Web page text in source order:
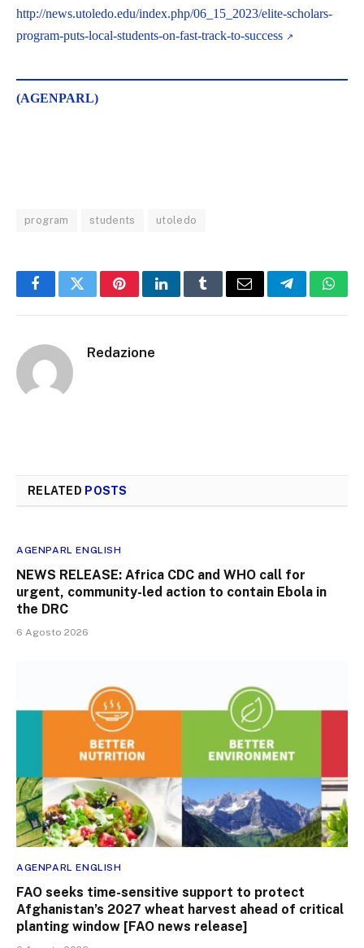
http://news.utoledo.edu/index.php/06_15_2023/elite-scholars-
program-puts-local-students-on-fast-track-to-success
(AGENPARL)
program students utoledo
FacebookTwitterPinterestLinkedInTumblrEmail Telegram
Redazione
RELATED POSTS
AGENPARL ENGLISH
NEWS RELEASE: Africa CDC and WHO call for
urgent, community-led action to contain Ebola in
the DRC
6 Agosto 2026
AGENPARL ENGLISH
FAO seeks time-sensitive support to protect
Afghanistan’s 2027 wheat harvest ahead of critical
planting window [FAO news release]